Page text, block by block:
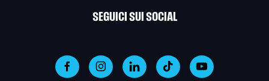
SEGUICI SUI SOCIAL